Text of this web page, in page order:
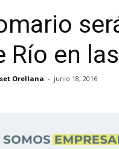
Río en
Orellana - junio 18, 2016